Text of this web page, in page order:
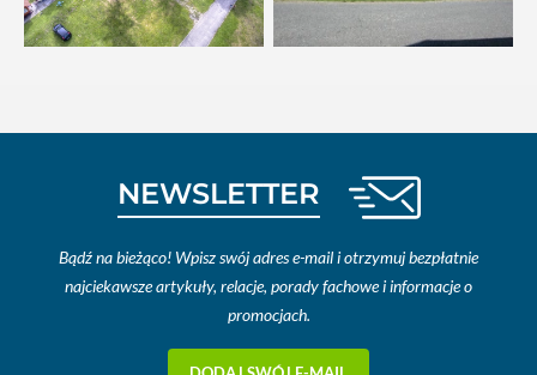
NEWSLETTER
Bądź na bieżąco! Wpisz swój adres e-mail i otrzymuj bezpłatnie
najciekawsze artykuły, relacje, porady fachowe i informacje o
promocjach.